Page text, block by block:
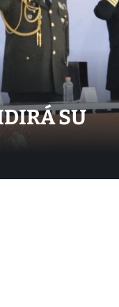
SU